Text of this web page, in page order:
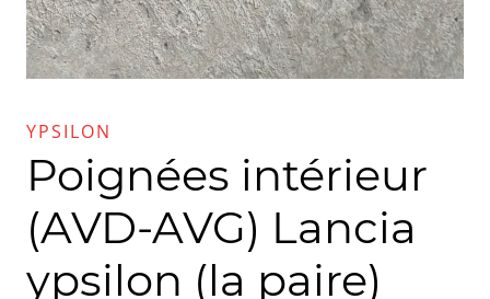
YPSILON
Poignées intérieur
(AVD-AVG) Lancia
ypsilon (la paire)